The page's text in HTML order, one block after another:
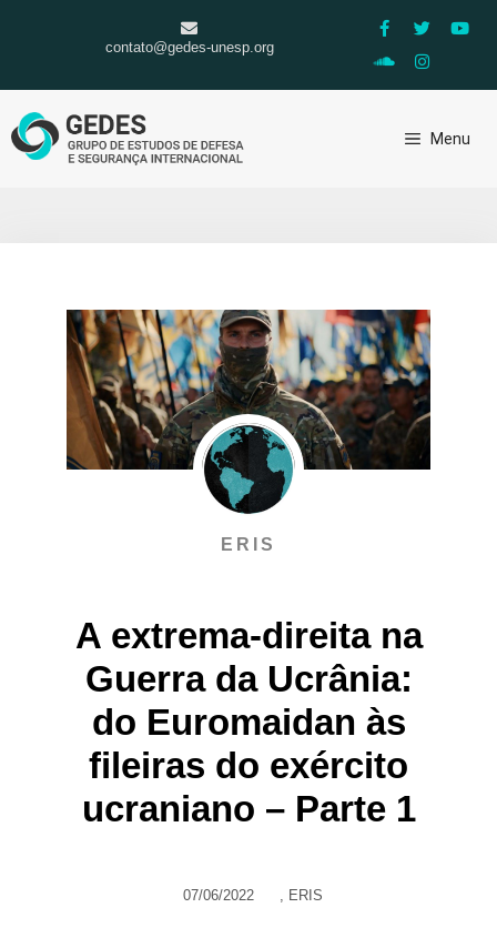
contato@gedes-unesp.org
Menu
ERIS
A extrema-direita na
Guerra da Ucrânia:
do Euromaidan às
fileiras do exército
ucraniano – Parte 1
07/06/2022 ERIS